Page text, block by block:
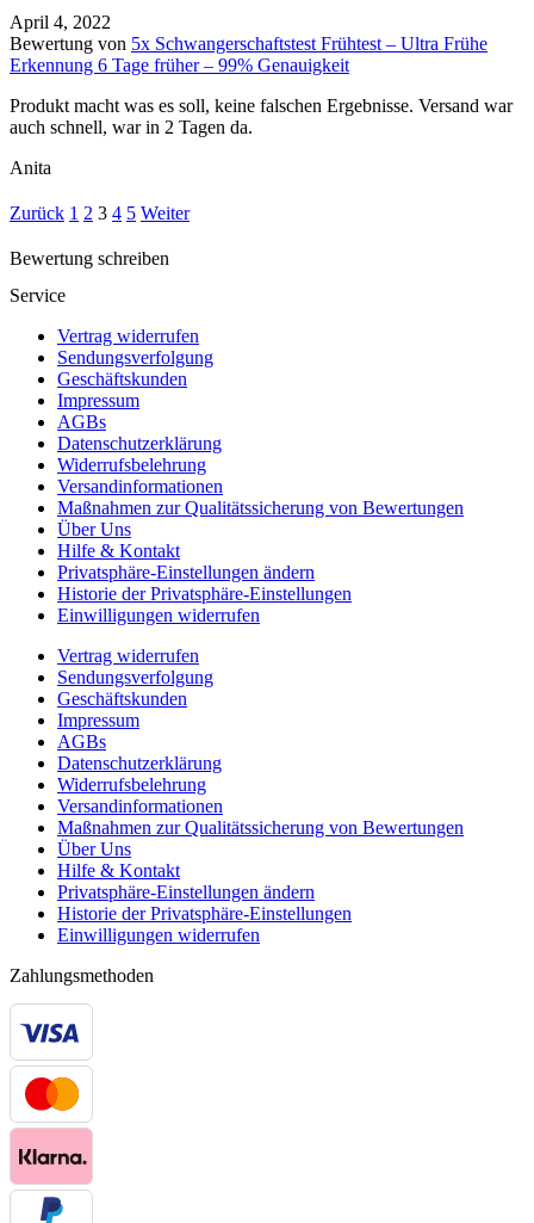
April 4, 2022
Bewertung von 5x Schwangerschaftstest Frühtest – Ultra Frühe
Erkennung 6 Tage früher – 99% Genauigkeit
Produkt macht was es soll, keine falschen Ergebnisse. Versand war
auch schnell, war in 2 Tagen da.
Anita
Navigation
für
Site
Zurück Seite
1 Seite
2 Seite
3 Seite
4 Seite
5 Weiter
Bewertung schreiben
Service
Vertrag widerrufen
Sendungsverfolgung
Geschäftskunden
Impressum
AGBs
Datenschutzerklärung
Widerrufsbelehrung
Versandinformationen
Maßnahmen zur Qualitätssicherung von Bewertungen
Über Uns
Hilfe & Kontakt
Privatsphäre-Einstellungen ändern
Historie der Privatsphäre-Einstellungen
Einwilligungen widerrufen
Vertrag widerrufen
Sendungsverfolgung
Geschäftskunden
Impressum
AGBs
Datenschutzerklärung
Widerrufsbelehrung
Versandinformationen
Maßnahmen zur Qualitätssicherung von Bewertungen
Über Uns
Hilfe & Kontakt
Privatsphäre-Einstellungen ändern
Historie der Privatsphäre-Einstellungen
Einwilligungen widerrufen
Zahlungsmethoden